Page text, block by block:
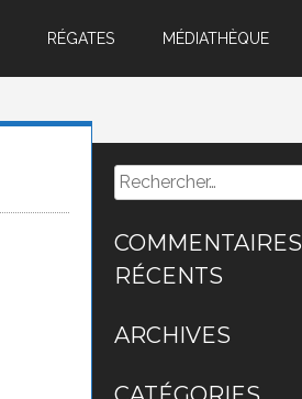
RÉGATES MÉDIATHÈQUE
Rechercher :
COMMENTAIRES
RÉCENTS
ARCHIVES